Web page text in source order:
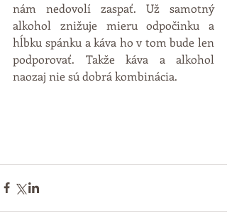
nám nedovolí zaspať. Už samotný
alkohol znižuje mieru odpočinku a
hĺbku spánku a káva ho v tom bude len
podporovať. Takže káva a alkohol
naozaj nie sú dobrá kombinácia.